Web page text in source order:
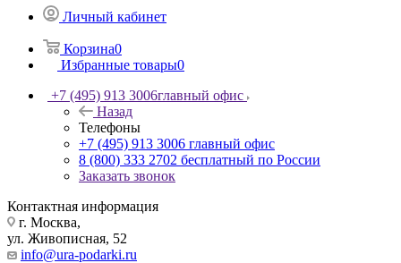
Личный кабинет
Корзина0
Избранные товары0
+7 (495) 913 3006главный офис
Назад
Телефоны
+7 (495) 913 3006 главный офис
8 (800) 333 2702 бесплатный по России
Заказать звонок
Контактная информация
г. Москва,
ул. Живописная, 52
info@ura-podarki.ru